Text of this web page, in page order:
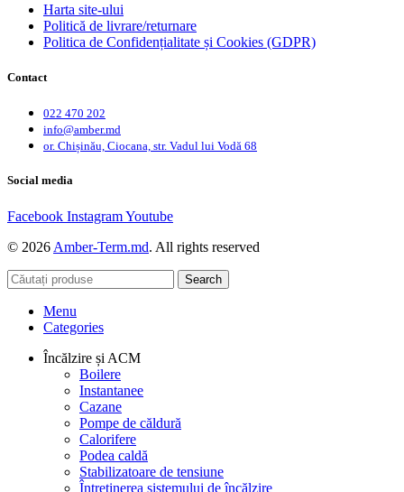
Harta site-ului
Politică de livrare/returnare
Politica de Confidențialitate și Cookies (GDPR)
Contact
022 470 202
info@amber.md
or. Chișinău, Ciocana, str. Vadul lui Vodă 68
Social media
Facebook InstagramYoutube
© 2026 Amber-Term.md. All rights reserved
Search
Menu
Categories
Încălzire și ACM
Boilere
Instantanee
Cazane
Pompe de căldură
Calorifere
Podea caldă
Stabilizatoare de tensiune
Întreținerea sistemului de încălzire